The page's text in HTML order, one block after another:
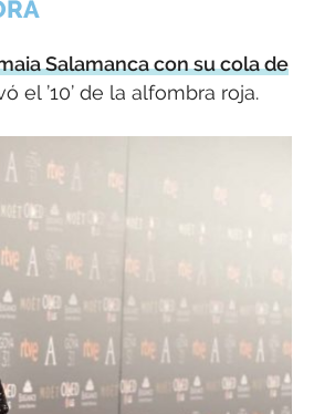
Salamanca con su cola de
el ’10’ de la alfombra roja.